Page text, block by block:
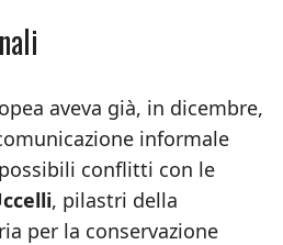
aveva già, in dicembre,
informale
conflitti con le
, pilastri della
per la conservazione